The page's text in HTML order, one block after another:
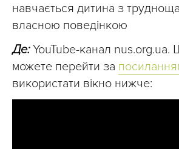
навчається дитина з
власною поведінкою
Де:YouTube-канал
можете перейти за
використати вікно нижче: